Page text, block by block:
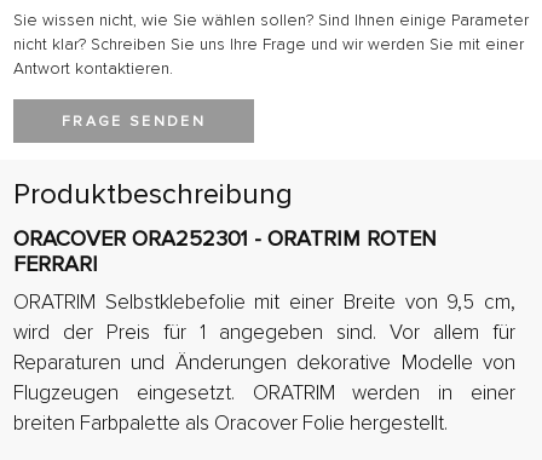
Sie wissen nicht, wie Sie wählen sollen? Sind Ihnen einige Parameter
nicht klar? Schreiben Sie uns Ihre Frage und wir werden Sie mit einer
Antwort kontaktieren.
FRAGE SENDEN
Produktbeschreibung
ORACOVER ORA252301 - ORATRIM ROTEN
FERRARI
ORATRIM Selbstklebefolie mit einer Breite von 9,5 cm,
wird der Preis für 1 angegeben sind. Vor allem für
Reparaturen und Änderungen dekorative Modelle von
Flugzeugen eingesetzt. ORATRIM werden in einer
breiten Farbpalette als Oracover Folie hergestellt.